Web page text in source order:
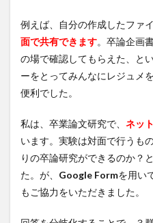
例えば、自分の作成したファ
面で共有できます。卒論企画
の場で確認してもらえた、と
ーをとってみんなにレジュメ
便利でした。
私は、卒業論文研究で、 ネッ
います。実験は対面で行うも
りの卒論研究ができるのか？
た。が、 Google Formを用い
もご協力をいただきました。